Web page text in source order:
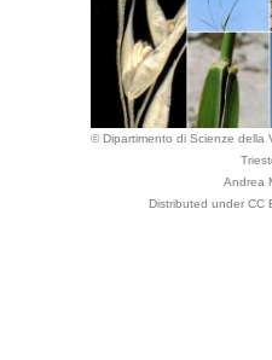
© Dipartimento di Scienze della
Andrea
Distributed under CC